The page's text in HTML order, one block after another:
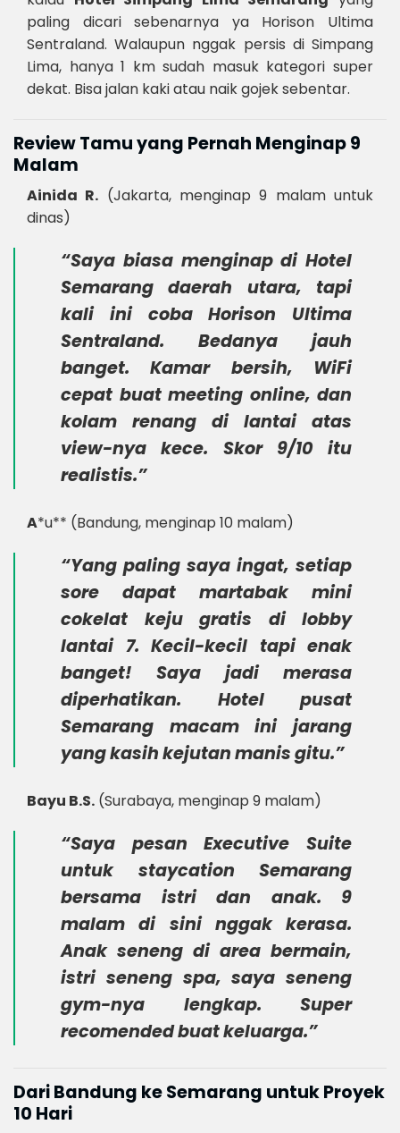
paling dicari sebenarnya ya Horison Ultima
Sentraland. Walaupun nggak persis di Simpang
Lima, hanya 1 km sudah masuk kategori super
dekat. Bisa jalan kaki atau naik gojek sebentar.
Review Tamu yang Pernah Menginap 9
Malam
Ainida R. (Jakarta, menginap 9 malam untuk
dinas)
“Saya biasa menginap di Hotel
Semarang daerah utara, tapi
kali ini coba Horison Ultima
Sentraland. Bedanya jauh
banget. Kamar bersih, WiFi
cepat buat meeting online, dan
kolam renang di lantai atas
view-nya kece. Skor 9/10 itu
realistis.”
A*u** (Bandung, menginap 10 malam)
“Yang paling saya ingat, setiap
sore dapat martabak mini
cokelat kejugratis di lobby
lantai 7. Kecil-kecil tapi enak
banget! Saya jadi merasa
diperhatikan. Hotel pusat
Semarang macam ini jarang
yang kasih kejutan manis gitu.”
Bayu B.S. (Surabaya, menginap 9 malam)
“Saya pesan Executive Suite
untuk staycation Semarang
bersama istri dan anak. 9
malam di sini nggak kerasa.
Anak seneng di area bermain,
istri seneng spa, saya seneng
gym-nya lengkap. Super
recomended buat keluarga.”
Dari Bandung ke Semarang untuk Proyek
10 Hari